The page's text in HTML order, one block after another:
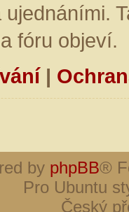
fóru objeví.
|
by phpBB®
Pro Ubuntu
Český